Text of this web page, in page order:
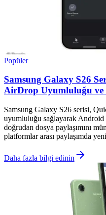
Popüler
Samsung Galaxy S26
AirDrop Uyumluluğu ve
Samsung Galaxy S26 serisi,
uyumluluğu sağlayarak Android
doğrudan dosya paylaşımını
platformlar arası paylaşımda
Daha fazla bilgi edinin